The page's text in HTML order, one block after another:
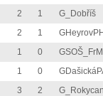
2 1
G_Dobříš
2 1
1 0
1 0
3 2